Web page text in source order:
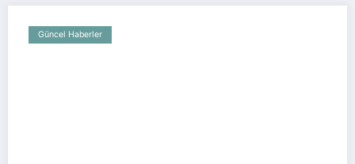
Güncel Haberler